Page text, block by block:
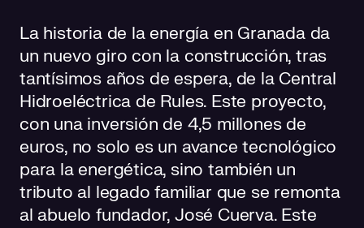
La historia de la energía en Granada da
un nuevo giro con la construcción, tras
tantísimos años de espera, de la Central
Hidroeléctrica de Rules. Este proyecto,
con una inversión de 4,5 millones de
euros, no solo es un avance tecnológico
para la energética, sino también un
tributo al legado familiar que se remonta
al abuelo fundador, José Cuerva. Este